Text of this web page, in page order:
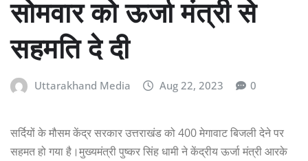
सोमवार को ऊर्जा मंत्री से
सहमति दे दी
Uttarakhand Media Aug 22, 2023 0
सर्दियों के मौसम केंद्र सरकार उत्तराखंड को 400 मेगावाट बिजली देने पर
सहमत हो गया है।मुख्यमंत्री पुष्कर सिंह धामी ने केंद्रीय ऊर्जा मंत्री आरके